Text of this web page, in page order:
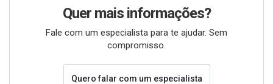
Quer mais informações?
Fale com um especialista para te ajudar. Sem
compromisso.
Quero falar com um especialista